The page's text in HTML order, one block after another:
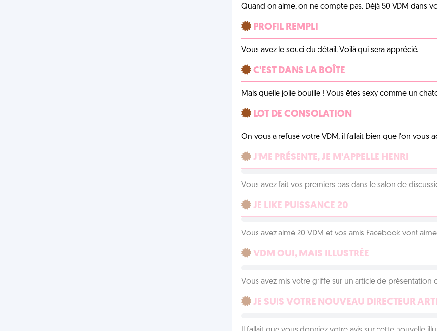
Quand on aime, on ne compte pas. Déjà 50 VDM dans
PROFIL REMPLI
Vous avez le souci du détail. Voilà qui sera apprécié.
C'EST DANS LA BOÎTE
Mais quelle jolie bouille ! Vous êtes sexy comme un
LOT DE CONSOLATION
On vous a refusé votre VDM, il fallait bien que l'on vous
J'ME PRÉSENTE, JE M'APPELLE HENRI
Vous avez fait vos premiers pas dans le salon de
JE LIKE PUISSANCE 20
Vous avez aimé 20 VDM et vos amis Facebook vont
VDM OUI, MAIS ILLUSTRÉE
Vous avez mis votre griffe sur un article de présentation
JE SUIS VOTRE NOUVEAU DIRECTEUR